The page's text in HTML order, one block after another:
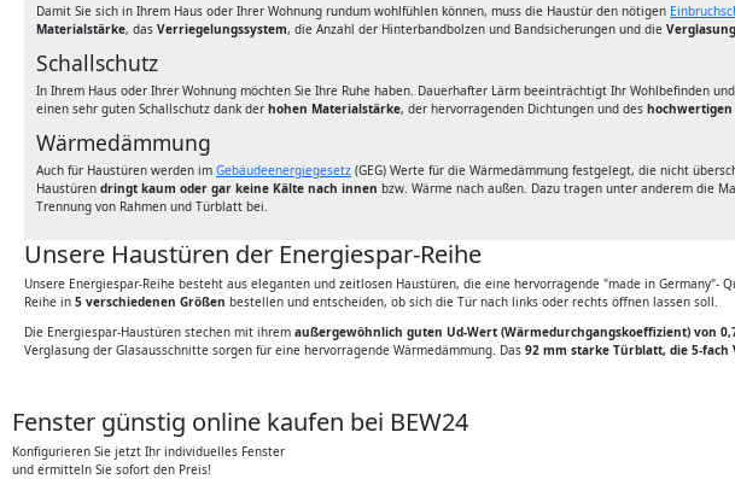
Damit Sie sich in Ihrem Haus oder Ihrer Wohnung rundum wohlfühlen können, muss die Haustür den nötigen
Materialstärke, das Verriegelungssystem, die Anzahl der Hinterbandbolzen und Bandsicherungen und die
Schallschutz
In Ihrem Haus oder Ihrer Wohnung möchten Sie Ihre Ruhe haben. Dauerhafter Lärm beeinträchtigt Ihr Wohlbefinden
einen sehr guten Schallschutz dank der hohen Materialstärke, der hervorragenden Dichtungen und des hochwertigen
Wärmedämmung
Auch für Haustüren werden im Gebäudeenergiegesetz (GEG) Werte für die Wärmedämmung festgelegt, die nicht
Haustüren dringt kaum oder gar keine Kälte nach innen bzw. Wärme nach außen. Dazu tragen unter anderem die
Trennung von Rahmen und Türblatt bei.
Unsere Haustüren der Energiespar-Reihe
Unsere Energiespar-Reihe besteht aus eleganten und zeitlosen Haustüren, die eine hervorragende "made in
Reihe in 5 verschiedenen Größen bestellen und entscheiden, ob sich die Tür nach links oder rechts öffnen lassen soll.
Die Energiespar-Haustüren stechen mit ihrem außergewöhnlich guten Ud-Wert (Wärmedurchgangskoeffizient) von
Verglasung der Glasausschnitte sorgen für eine hervorragende Wärmedämmung. Das 92 mm starke Türblatt, die 5-
Fenster günstig online kaufen bei BEW24
Konfigurieren Sie jetzt Ihr individuelles Fenster
und ermitteln Sie sofort den Preis!